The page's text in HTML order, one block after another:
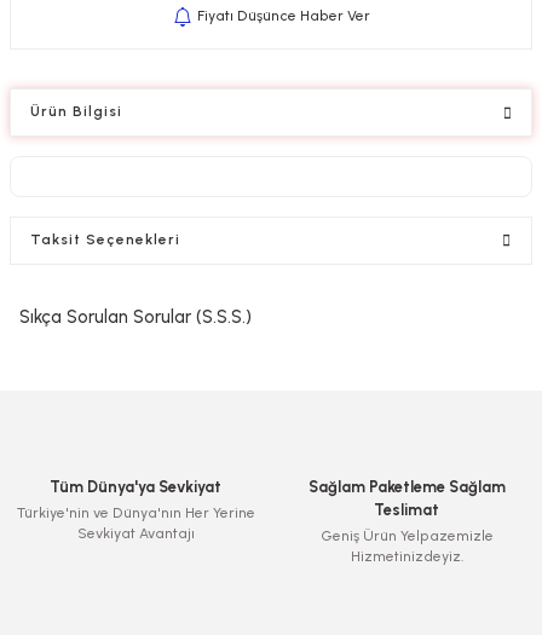
Fiyatı Düşünce Haber Ver
Ürün Bilgisi
Taksit Seçenekleri
Sıkça Sorulan Sorular (S.S.S.)
Tüm Dünya'ya Sevkiyat
Türkiye'nin ve Dünya'nın Her Yerine
Sevkiyat Avantajı
Sağlam Paketleme Sağlam
Teslimat
Geniş Ürün Yelpazemizle
Hizmetinizdeyiz.